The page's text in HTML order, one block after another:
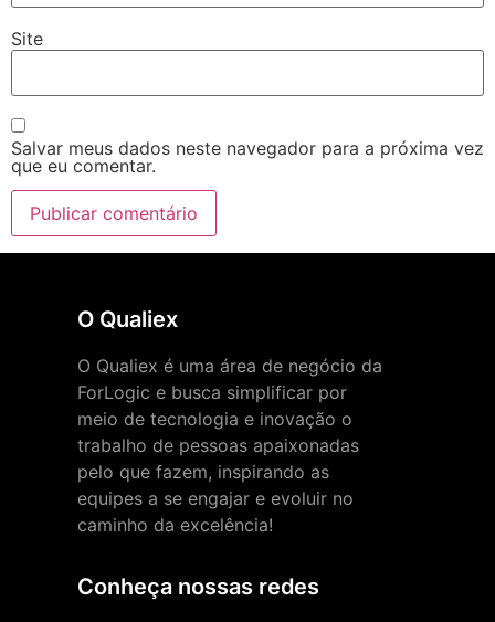
Site
Salvar meus dados neste navegador para a próxima vez
que eu comentar.
O Qualiex
O Qualiex é uma área de negócio da
ForLogic e busca simplificar por
meio de tecnologia e inovação o
trabalho de pessoas apaixonadas
pelo que fazem, inspirando as
equipes a se engajar e evoluir no
caminho da excelência!
Conheça nossas redes